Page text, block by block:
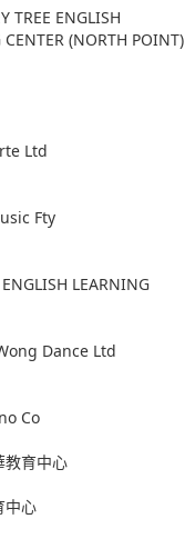
TREE ENGLISH
CENTER (NORTH POINT)
Ltd
Fty
LEARNING
Dance Ltd
Co
教育中心
中心